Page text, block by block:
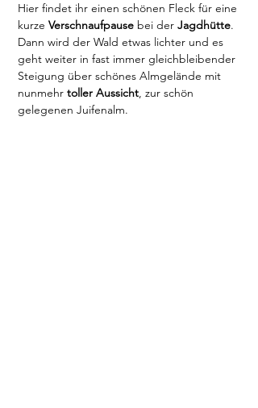
Hier findet ihr einen schönen Fleck für eine
kurze Verschnaufpause bei der Jagdhütte.
Dann wird der Wald etwas lichter und es
geht weiter in fast immer gleichbleibender
Steigung über schönes Almgelände mit
nunmehr toller Aussicht, zur schön
gelegenen Juifenalm.